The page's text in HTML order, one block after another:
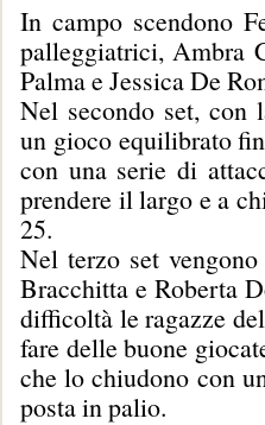
In campo scendono
palleggiatrici, Ambra
Palma e Jessica De
Nel secondo set, con
un gioco equilibrato
con una serie di
prendere il largo e a
25.
Nel terzo set
Bracchitta e Roberta
difficoltà le ragazze
fare delle buone
che lo chiudono con
posta in palio.